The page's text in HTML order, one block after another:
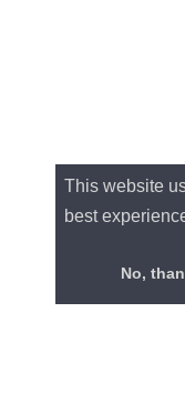
This website
best
No,